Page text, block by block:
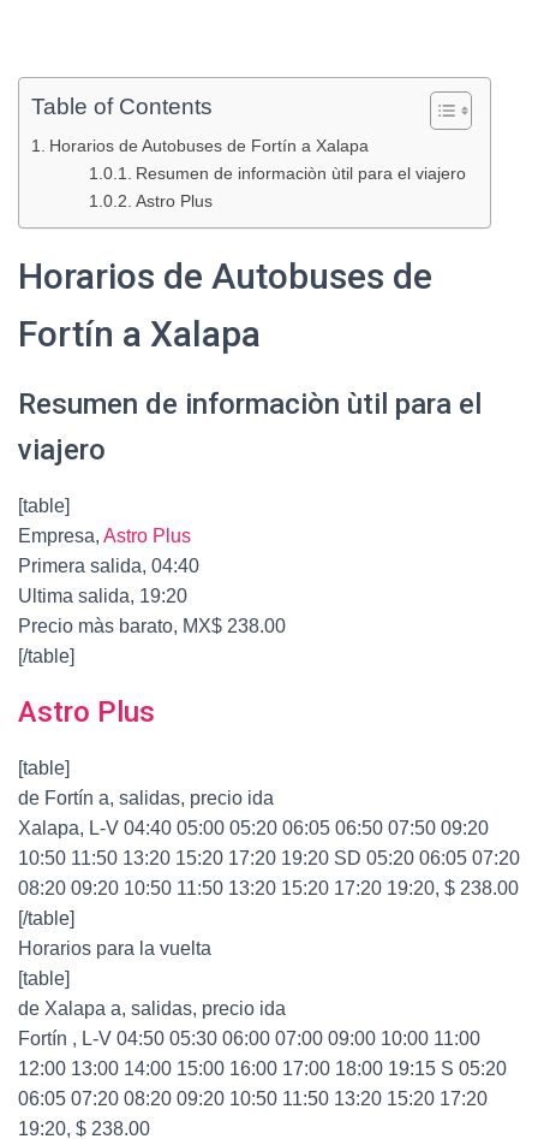
Table of Contents
Horarios de Autobuses de Fortín a Xalapa
Resumen de informaciòn ùtil para el viajero
Astro Plus
Horarios de Autobuses de
Fortín a Xalapa
Resumen de informaciòn ùtil para el
viajero
[table]
Empresa, Astro Plus
Primera salida, 04:40
Ultima salida, 19:20
Precio màs barato, MX$ 238.00
[/table]
Astro Plus
[table]
de Fortín a, salidas, precio ida
Xalapa, L-V 04:40 05:00 05:20 06:05 06:50 07:50 09:20
10:50 11:50 13:20 15:20 17:20 19:20 SD 05:20 06:05 07:20
08:20 09:20 10:50 11:50 13:20 15:20 17:20 19:20, $ 238.00
[/table]
Horarios para la vuelta
[table]
de Xalapa a, salidas, precio ida
Fortín , L-V 04:50 05:30 06:00 07:00 09:00 10:00 11:00
12:00 13:00 14:00 15:00 16:00 17:00 18:00 19:15 S 05:20
06:05 07:20 08:20 09:20 10:50 11:50 13:20 15:20 17:20
19:20, $ 238.00